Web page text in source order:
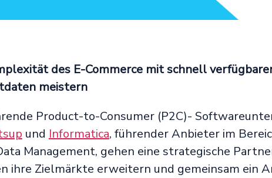
des E-Commerce mit schnell
meistern
Product-to-Consumer (P2C)-
und Informatica, führender Anbieter im
Management, gehen eine strategische
ihre Zielmärkte erweitern und gemeinsam ein